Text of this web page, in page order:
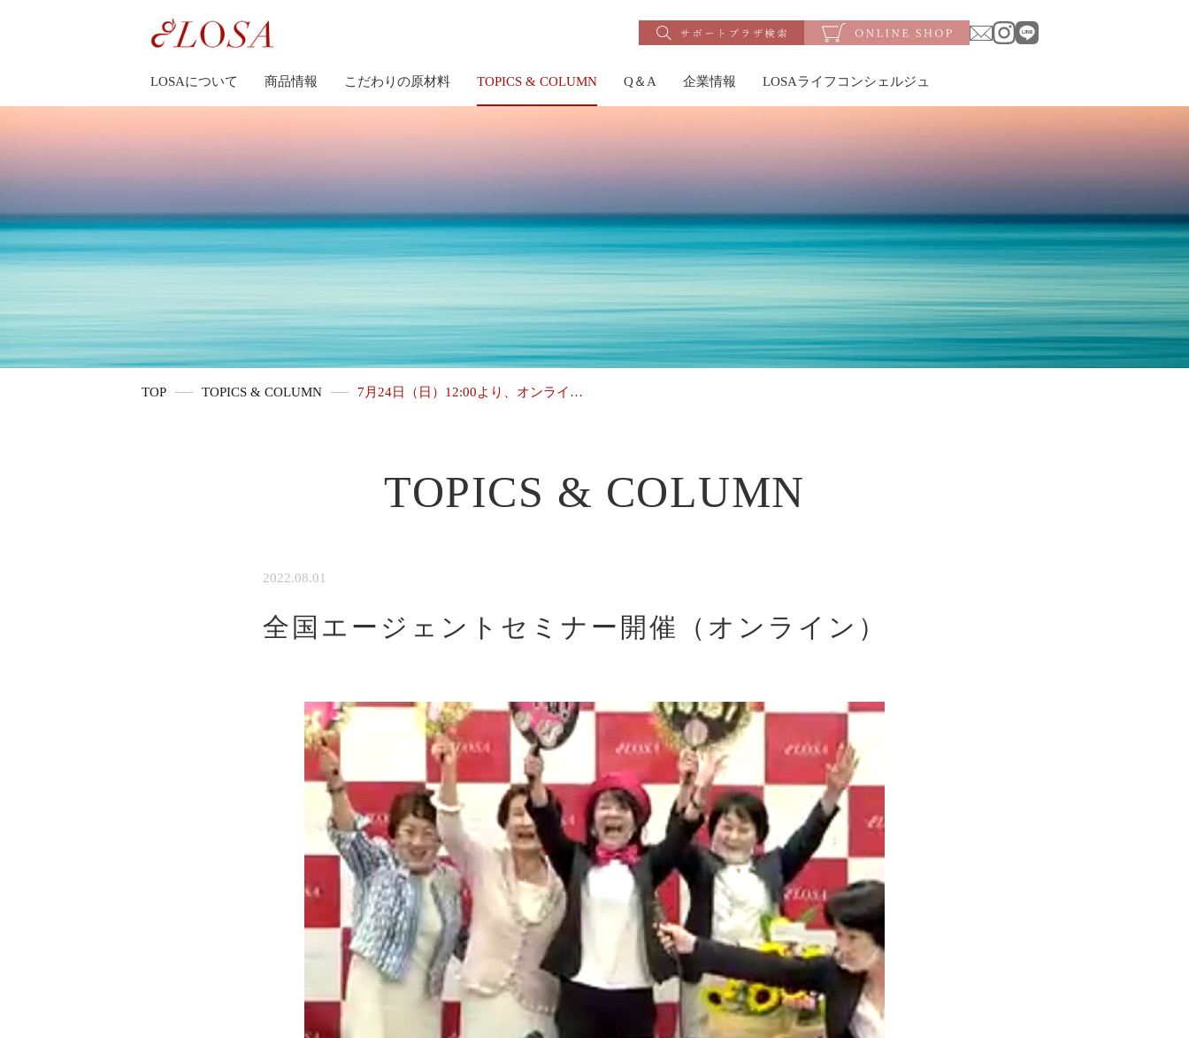
LOSAについて 商品情報 こだわりの原材料 TOPICS & COLUMN Q＆A 企業情報 LOSAライフコンシェルジュ
TOP TOPICS & COLUMN 7月24日（日）12:00より、オンライ…
TOPICS & COLUMN
2022.08.01
全国エージェントセミナー開催（オンライン）